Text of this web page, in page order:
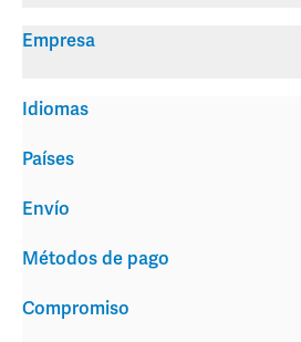
Empresa
Envío
Métodos de pago
Compromiso
Idiomas
Países